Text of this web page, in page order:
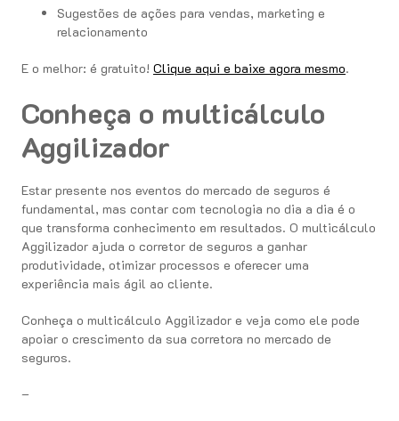
Sugestões de ações para vendas, marketing e
relacionamento
E o melhor: é gratuito! Clique aqui e baixe agora mesmo.
Conheça o multicálculo
Aggilizador
Estar presente nos eventos do mercado de seguros é
fundamental, mas contar com tecnologia no dia a dia é o
que transforma conhecimento em resultados. O multicálculo
Aggilizador ajuda o corretor de seguros a ganhar
produtividade, otimizar processos e oferecer uma
experiência mais ágil ao cliente.
Conheça o multicálculo Aggilizador e veja como ele pode
apoiar o crescimento da sua corretora no mercado de
seguros.
–